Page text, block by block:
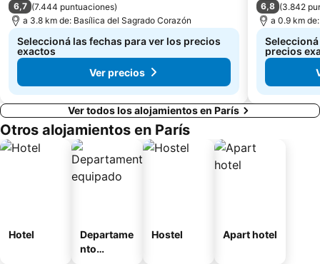
Campos Elíseos
Pigalle Metro Station
Calle de la Villette
Vincennes Zoo
6,7 (7.444 puntuaciones)
a 3.8 km de: Basílica del Sagrado Corazón
Seleccioná las fechas para ver los precios
exactos
Ver precios
6,8 (3.842
a 0.9 km
precios
Ver todos los alojamientos en París
Otros alojamientos en París
Hotel
Departame
nto
Hostel Apart hotel